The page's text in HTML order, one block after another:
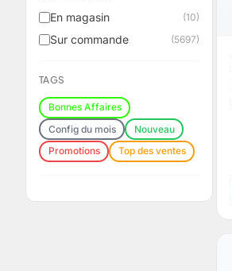
En magasin (10)
Sur commande (5697)
TAGS
Bonnes Affaires
Config du mois
Nouveau
Promotions
Top des ventes